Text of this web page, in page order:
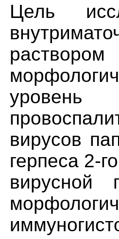
Цель
уровень
вирусов
герпеса 2-
вирусной